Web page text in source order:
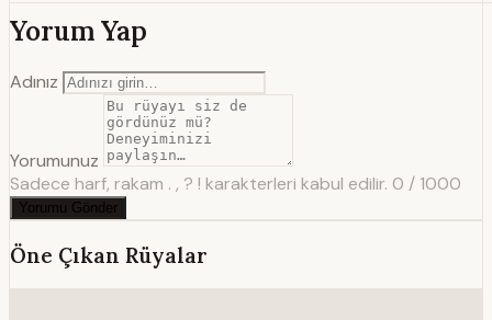
Yorum Yap
Adınız
Yorumunuz
Sadece harf, rakam . , ? ! karakterleri kabul edilir. 0 / 1000
Yorumu Gönder
Öne Çıkan Rüyalar